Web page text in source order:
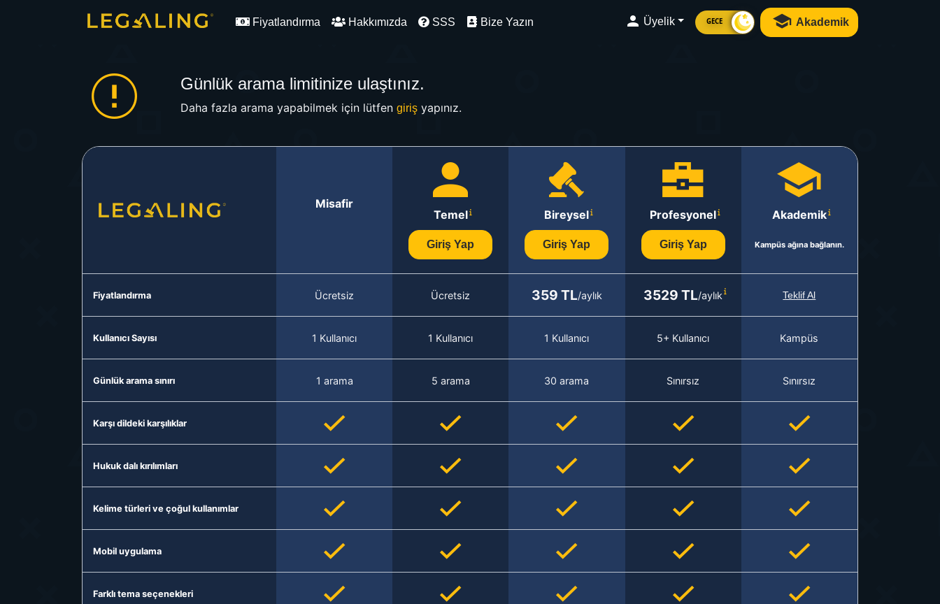
Fiyatlandırma Hakkımızda SSS Bize Yazın Üyelik GECE Akademik
Günlük arama limitinize ulaştınız.
Daha fazla arama yapabilmek için lütfen girişyapınız.
Misafir
Temel
Giriş Yap
Bireysel
Giriş Yap
Profesyonel
Giriş Yap
Akademik
Kampüs ağına bağlanın.
Fiyatlandırma Ücretsiz Ücretsiz 359 TL/aylık 3529 TL/aylık Teklif Al
Kullanıcı Sayısı 1 Kullanıcı 1 Kullanıcı 1 Kullanıcı 5+ Kullanıcı Kampüs
Günlük arama sınırı 1 arama 5 arama 30 arama Sınırsız Sınırsız
Karşı dildeki karşılıklar
Hukuk dalı kırılımları
Kelime türleri ve çoğul kullanımlar
Mobil uygulama
Farklı tema seçenekleri